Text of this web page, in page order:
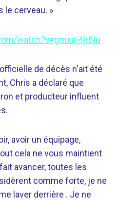
le cerveau. »
watch?v=gmxaj4jr6ju
de décès n'ait été
Chris a déclaré que
et producteur influent
avoir un équipage,
cela ne vous maintient
avancer, toutes les
comme forte, je ne
laver derrière . Je ne